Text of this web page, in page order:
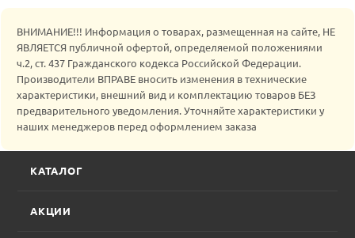
ВНИМАНИЕ!!! Информация о товарах, размещенная на сайте, НЕ
ЯВЛЯЕТСЯ публичной офертой, определяемой положениями
ч.2, ст. 437 Гражданского кодекса Российской Федерации.
Производители ВПРАВЕ вносить изменения в технические
характеристики, внешний вид и комплектацию товаров БЕЗ
предварительного уведомления. Уточняйте характеристики у
наших менеджеров перед оформлением заказа
КАТАЛОГ
АКЦИИ